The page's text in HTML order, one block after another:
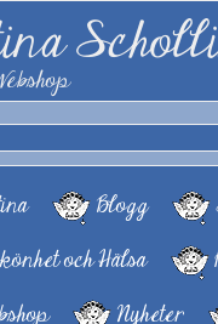
Blogg
och Hälsa
Nyheter